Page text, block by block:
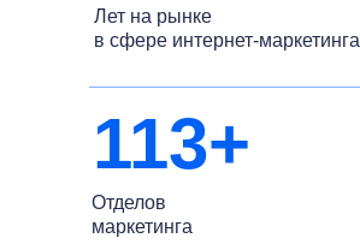
Лет на рынке
в сфере интернет-маркетинга
Отделов
маркетинга
113+